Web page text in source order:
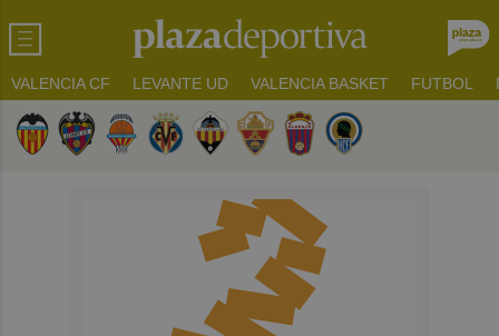
VALENCIA CF LEVANTE UD VALENCIA BASKET FUTBOL